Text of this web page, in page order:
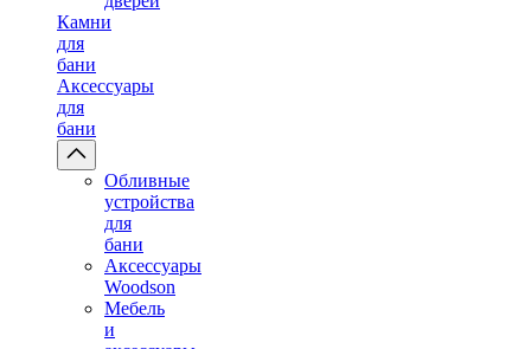
Камни
для
бани
Аксессуары
для
бани
Обливные
устройства
для
бани
Аксессуары
Woodson
Мебель
и